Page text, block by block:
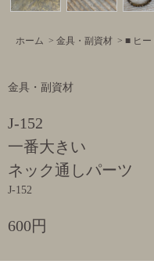
ホーム > 金具・副資材 > ■ ヒー
金具・副資材
J-152
一番大きい
ネック通しパーツ
J-152
600円